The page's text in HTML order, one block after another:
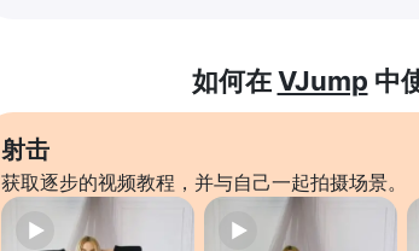
如何在VJump 中
射击
获取逐步的视频教程，并与自己一起拍摄场景。